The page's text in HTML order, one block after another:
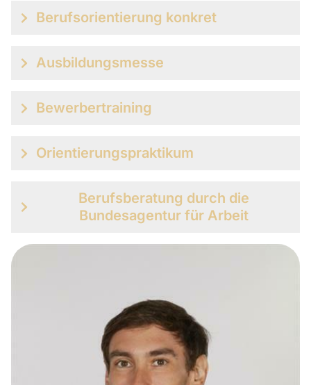
Berufsorientierung konkret
Ausbildungsmesse
Bewerbertraining
Orientierungspraktikum
Berufsberatung durch die
Bundesagentur für Arbeit